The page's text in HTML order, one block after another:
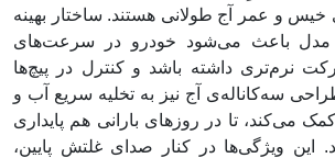
و عمر آج طولانی هستند. ساختار بهینه
مدل باعث می‌شود خودرو در سرعت‌های
نرم‌تری داشته باشد و کنترل در پیچ‌ها
سه‌کاناله‌ی آج نیز به تخلیه سریع آب و
تا در روزهای بارانی هم پایداری
این ویژگی‌ها در کنار صدای غلتش پایین،